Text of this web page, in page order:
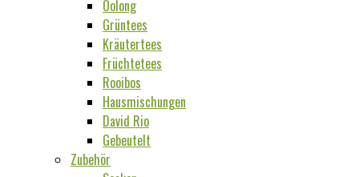
Oolong
Grüntees
Kräutertees
Früchtetees
Rooibos
Hausmischungen
David Rio
Gebeutelt
Zubehör